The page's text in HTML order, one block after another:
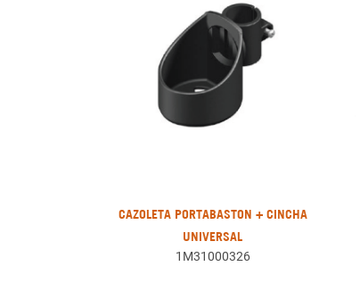
CAZOLETA PORTABASTON + CINCHA
UNIVERSAL
1M31000326